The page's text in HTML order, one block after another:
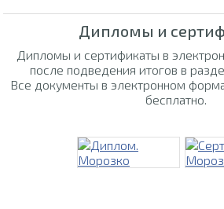
Дипломы и
Дипломы и сертификаты в
после подведения итогов в
Все документы в электронном
бесплатно.